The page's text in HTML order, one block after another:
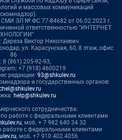
и массовых коммуникаций
СМИ ЭЛ № ФС 77-84682 от 06.02.2023 г.
ответственностью "ИНТЕРНЕТ
Дереза Виктор Николаевич
ул. Карасунская, 60, 8 этаж, офис
86
8 (861) 205-92-93,
+7 (918) 4600219
редакции: 93@shkulev.ru
и государственных органов:
help@shkulev.ru
сотрудничества:
работе с федеральными клиентами
, моб. + 7 982 640 34 32
работе с федеральными клиентами
, моб. +7 910 402 4056